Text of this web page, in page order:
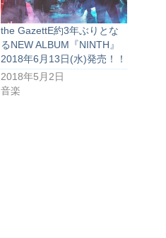
the GazettE約3年ぶりとな
るNEW ALBUM『NINTH』
2018年6月13日(水)発売！！
2018年5月2日
音楽